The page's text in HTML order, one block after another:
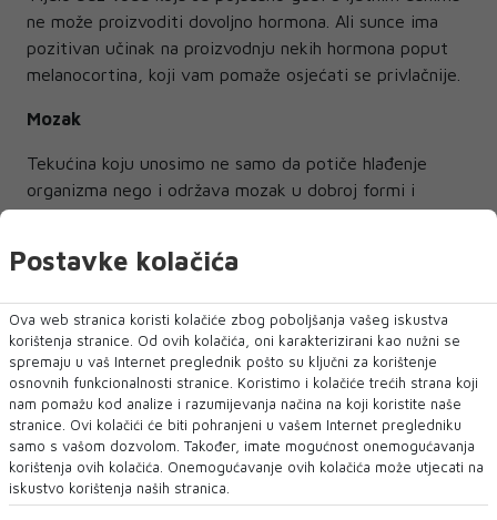
ne može proizvoditi dovoljno hormona. Ali sunce ima
pozitivan učinak na proizvodnju nekih hormona poput
melanocortina, koji vam pomaže osjećati se privlačnije.
Mozak
Tekućina koju unosimo ne samo da potiče hlađenje
organizma nego i održava mozak u dobroj formi i
neurotransmitera, što otežava obavljanje svakodnevnih
Celzijeva može trajno oštetiti mozak, a najugroženiji je
dio zadužen za koordinaciju i pokrete.
LJETOVANJE
Postavke kolačića
Ova web stranica koristi kolačiće zbog poboljšanja vašeg iskustva
korištenja stranice. Od ovih kolačića, oni karakterizirani kao nužni se
spremaju u vaš Internet preglednik pošto su ključni za korištenje
osnovnih funkcionalnosti stranice. Koristimo i kolačiće trećih strana koji
nam pomažu kod analize i razumijevanja načina na koji koristite naše
stranice. Ovi kolačići će biti pohranjeni u vašem Internet pregledniku
samo s vašom dozvolom. Također, imate mogućnost onemogućavanja
korištenja ovih kolačića. Onemogućavanje ovih kolačića može utjecati na
iskustvo korištenja naših stranica.